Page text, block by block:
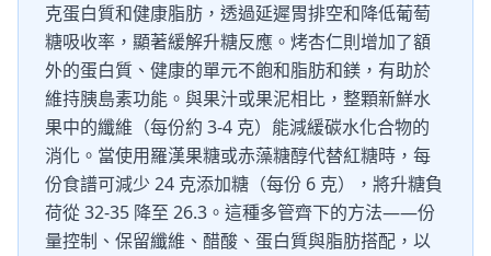
克蛋白質和健康脂肪，透過延遲胃排空和降低葡萄
糖吸收率，顯著緩解升糖反應。烤杏仁則增加了額
外的蛋白質、健康的單元不飽和脂肪和鎂，有助於
維持胰島素功能。與果汁或果泥相比，整顆新鮮水
果中的纖維（每份約 3-4 克）能減緩碳水化合物的
消化。當使用羅漢果糖或赤藻糖醇代替紅糖時，每
份食譜可減少 24 克添加糖（每份 6 克），將升糖負
荷從 32-35 降至 26.3。這種多管齊下的方法——份
量控制、保留纖維、醋酸、蛋白質與脂肪搭配，以